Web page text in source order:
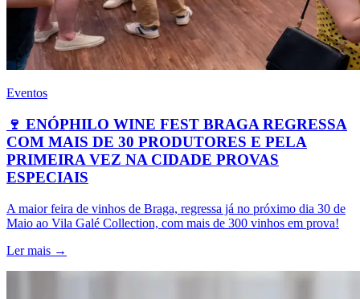
Eventos
🍷 ENÓPHILO WINE FEST BRAGA REGRESSA
COM MAIS DE 30 PRODUTORES E PELA
PRIMEIRA VEZ NA CIDADE PROVAS
ESPECIAIS
A maior feira de vinhos de Braga, regressa já no próximo dia 30 de
Maio ao Vila Galé Collection, com mais de 300 vinhos em prova!
Ler mais →